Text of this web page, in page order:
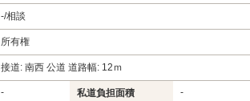
-/相談
所有権
接道: 南西 公道 道路幅: 12ｍ
- 私道負担面積 -